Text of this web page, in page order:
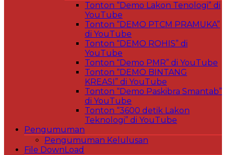
Tonton “Demo Lakon Tenologi” di
YouTube
Tonton “DEMO PTCM PRAMUKA”
di YouTube
Tonton “DEMO ROHIS” di
YouTube
Tonton “Demo PMR” di YouTube
Tonton “DEMO BINTANG
KREASI” di YouTube
Tonton “Demo Paskibra Smantab”
di YouTube
Tonton “3600 detik Lakon
Teknologi” di YouTube
Pengumuman
Pengumuman Kelulusan
File DownLoad